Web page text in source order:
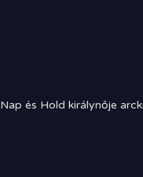
Nap és Hold királynője